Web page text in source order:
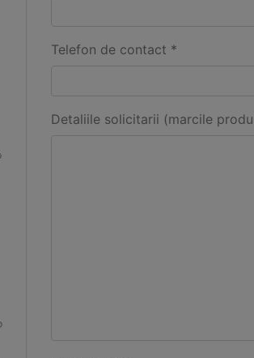
Telefon de contact *
Detaliile solicitarii (marcile